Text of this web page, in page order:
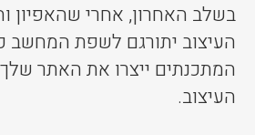
בשלב האחרון, אחרי שהאפיון
העיצוב יתורגם לשפת המחשב
המתכנתים ייצרו את האתר שלך
העיצוב.